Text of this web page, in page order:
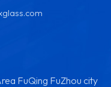
FuQing FuZhou city